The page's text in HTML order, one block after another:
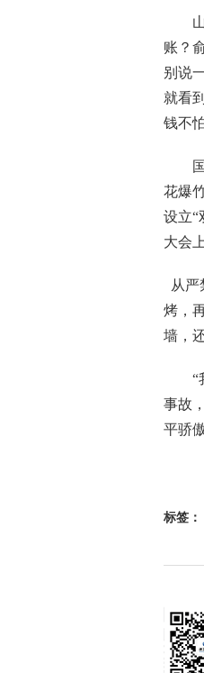
山绿
账？
别说
就看
钱不
国
花爆
设立“
大会
从严
烤，
墙，
“我
事故
平骄
标签：